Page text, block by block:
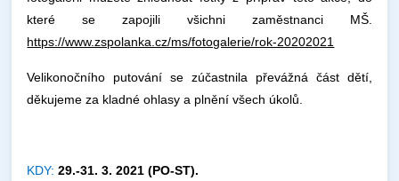
které se zapojili všichni zaměstnanci MŠ.
https://www.zspolanka.cz/ms/fotogalerie/rok-20202021
Velikonočního putování se zúčastnila převážná část dětí,
děkujeme za kladné ohlasy a plnění všech úkolů.
KDY: 29.-31. 3. 2021 (PO-ST).